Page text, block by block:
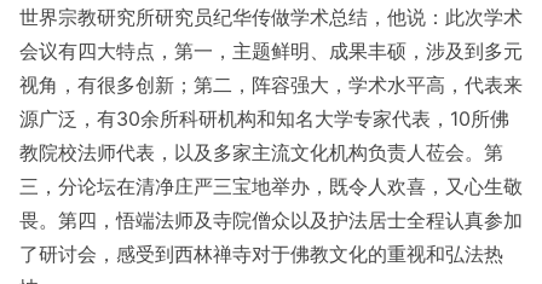
世界宗教研究所研究员纪华传做学术总结，他说：此次学术
会议有四大特点，第一，主题鲜明、成果丰硕，涉及到多元
视角，有很多创新；第二，阵容强大，学术水平高，代表来
源广泛，有30余所科研机构和知名大学专家代表，10所佛
教院校法师代表，以及多家主流文化机构负责人莅会。第
三，分论坛在清净庄严三宝地举办，既令人欢喜，又心生敬
畏。第四，悟端法师及寺院僧众以及护法居士全程认真参加
了研讨会，感受到西林禅寺对于佛教文化的重视和弘法热